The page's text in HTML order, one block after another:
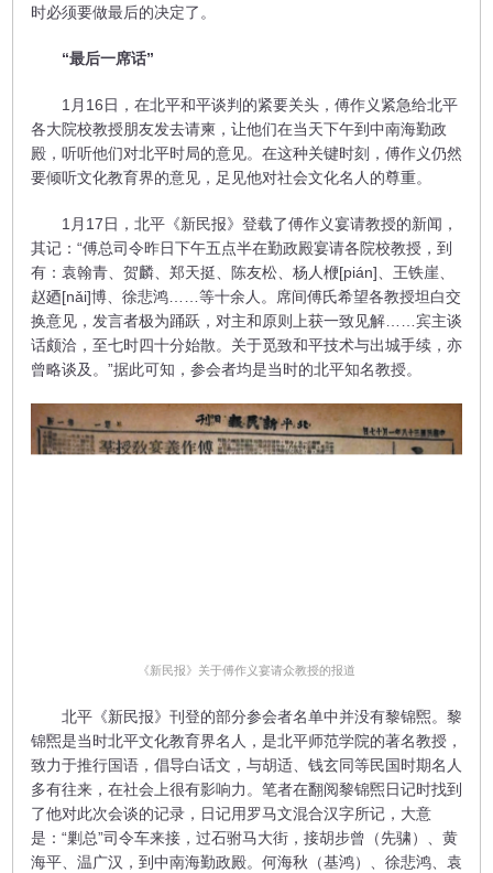
时必须要做最后的决定了。
“最后一席话”
1月16日，在北平和平谈判的紧要关头，傅作义紧急给北平
各大院校教授朋友发去请柬，让他们在当天下午到中南海勤政
殿，听听他们对北平时局的意见。在这种关键时刻，傅作义仍然
要倾听文化教育界的意见，足见他对社会文化名人的尊重。
1月17日，北平《新民报》登载了傅作义宴请教授的新闻，
其记：“傅总司令昨日下午五点半在勤政殿宴请各院校教授，到
有：袁翰青、贺麟、郑天挺、陈友松、杨人楩[pián]、王铁崖、
赵廼[nǎi]博、徐悲鸿……等十余人。席间傅氏希望各教授坦白交
换意见，发言者极为踊跃，对主和原则上获一致见解……宾主谈
话颇洽，至七时四十分始散。关于觅致和平技术与出城手续，亦
曾略谈及。”据此可知，参会者均是当时的北平知名教授。
​《新民报》关于傅作义宴请众教授的报道
北平《新民报》刊登的部分参会者名单中并没有黎锦煕。黎
锦煕是当时北平文化教育界名人，是北平师范学院的著名教授，
致力于推行国语，倡导白话文，与胡适、钱玄同等民国时期名人
多有往来，在社会上很有影响力。笔者在翻阅黎锦煕日记时找到
了他对此次会谈的记录，日记用罗马文混合汉字所记，大意
是：“剿总”司令车来接，过石驸马大街，接胡步曾（先骕）、黄
海平、温广汉，到中南海勤政殿。何海秋（基鸿）、徐悲鸿、袁